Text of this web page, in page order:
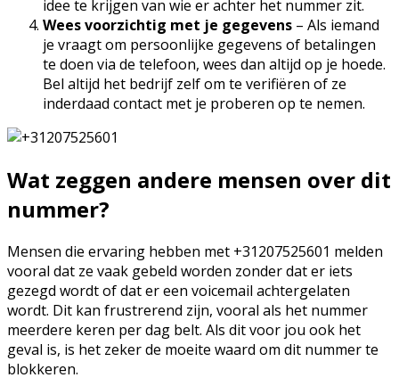
idee te krijgen van wie er achter het nummer zit.
Wees voorzichtig met je gegevens – Als iemand
je vraagt om persoonlijke gegevens of betalingen
te doen via de telefoon, wees dan altijd op je hoede.
Bel altijd het bedrijf zelf om te verifiëren of ze
inderdaad contact met je proberen op te nemen.
Wat zeggen andere mensen over dit
nummer?
Mensen die ervaring hebben met +31207525601 melden
vooral dat ze vaak gebeld worden zonder dat er iets
gezegd wordt of dat er een voicemail achtergelaten
wordt. Dit kan frustrerend zijn, vooral als het nummer
meerdere keren per dag belt. Als dit voor jou ook het
geval is, is het zeker de moeite waard om dit nummer te
blokkeren.